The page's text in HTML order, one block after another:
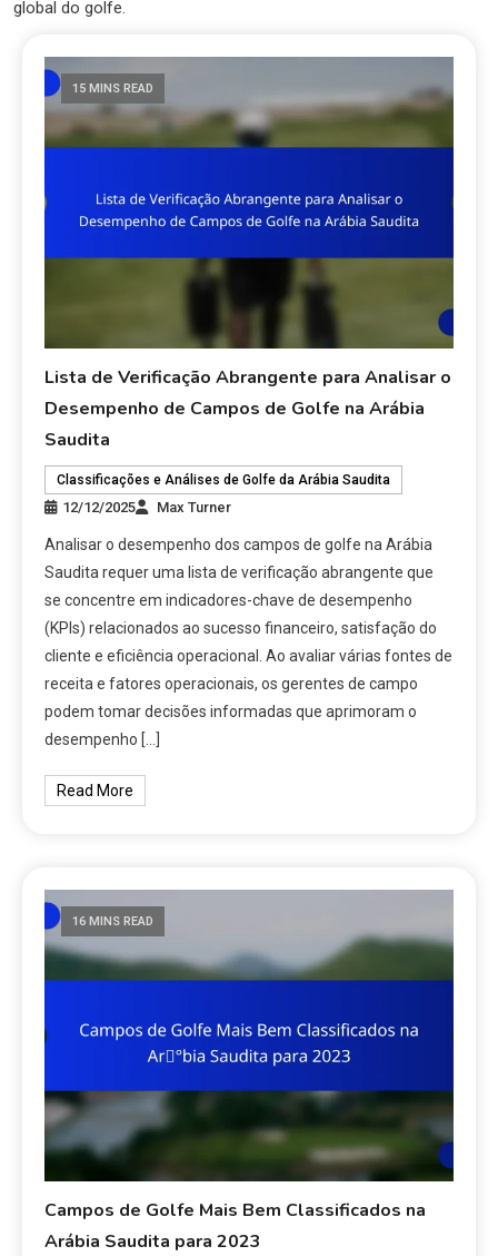
global do golfe.
15 MINS READ
Lista de Verificação Abrangente para Analisar o
Desempenho de Campos de Golfe na Arábia
Saudita
Classificações e Análises de Golfe da Arábia Saudita
12/12/2025 Max Turner
Analisar o desempenho dos campos de golfe na Arábia
Saudita requer uma lista de verificação abrangente que
se concentre em indicadores-chave de desempenho
(KPIs) relacionados ao sucesso financeiro, satisfação do
cliente e eficiência operacional. Ao avaliar várias fontes de
receita e fatores operacionais, os gerentes de campo
podem tomar decisões informadas que aprimoram o
desempenho […]
Read More
16 MINS READ
Campos de Golfe Mais Bem Classificados na
Arábia Saudita para 2023